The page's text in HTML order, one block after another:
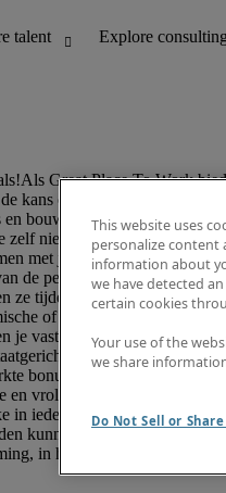
This website uses
personalize content
information about
we have detected
certain cookies
Your use of the
we share
Do Not Sell or